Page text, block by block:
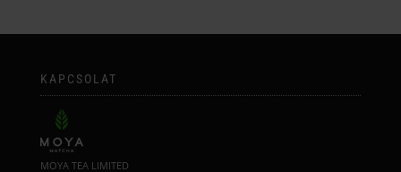
KAPCSOLAT
MOYA TEA LIMITED